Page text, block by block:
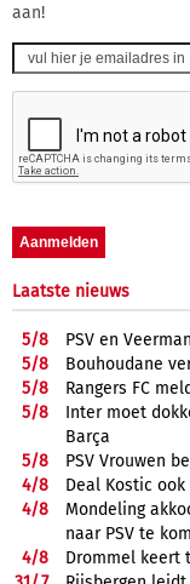
aan!
Laatste nieuws
5/8
PSV en
5/8
Bouhoudane
5/8
Rangers FC
5/8
Inter moet
Barça
5/8
PSV Vrouwen
4/8
Deal Kostic
4/8
Mondeling
naar PSV te
4/8
Drommel keert